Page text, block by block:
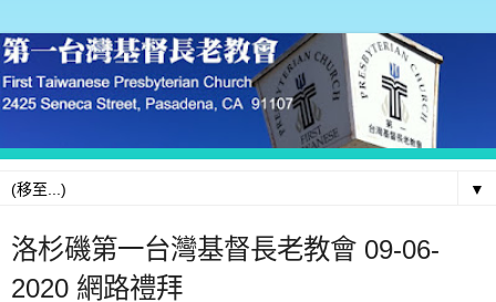
▼
洛杉磯第一台灣基督長老教會 09-06-
2020 網路禮拜